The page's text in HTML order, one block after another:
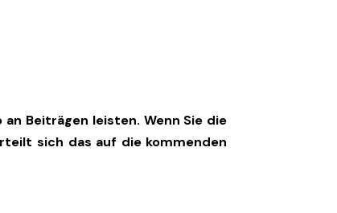
Beiträgen leisten. Wenn Sie die
sich das auf die kommenden